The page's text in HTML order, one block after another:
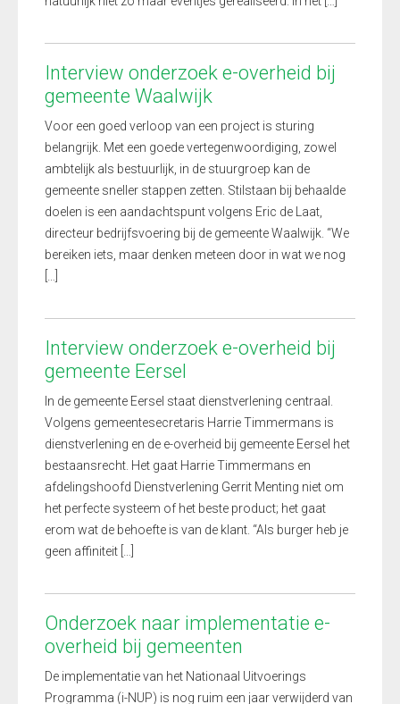
Interview onderzoek e-overheid bij
gemeente Waalwijk
Voor een goed verloop van een project is sturing
belangrijk. Met een goede vertegenwoordiging, zowel
ambtelijk als bestuurlijk, in de stuurgroep kan de
gemeente sneller stappen zetten. Stilstaan bij behaalde
doelen is een aandachtspunt volgens Eric de Laat,
directeur bedrijfsvoering bij de gemeente Waalwijk. “We
bereiken iets, maar denken meteen door in wat we nog
Interview onderzoek e-overheid bij
gemeente Eersel
In de gemeente Eersel staat dienstverlening centraal.
Volgens gemeentesecretaris Harrie Timmermans is
dienstverlening en de e-overheid bij gemeente Eersel het
bestaansrecht. Het gaat Harrie Timmermans en
afdelingshoofd Dienstverlening Gerrit Menting niet om
het perfecte systeem of het beste product; het gaat
erom wat de behoefte is van de klant. “Als burger heb je
geen affiniteit […]
Onderzoek naar implementatie e-
overheid bij gemeenten
De implementatie van het Nationaal Uitvoerings
Programma (i-NUP) is nog ruim een jaar verwijderd van